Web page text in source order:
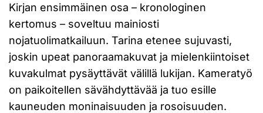
Kirjan ensimmäinen osa – kronologinen
kertomus – soveltuu mainiosti
nojatuolimatkailuun. Tarina etenee sujuvasti,
joskin upeat panoraamakuvat ja mielenkiintoiset
kuvakulmat pysäyttävät välillä lukijan. Kameratyö
on paikoitellen sävähdyttävää ja tuo esille
kauneuden moninaisuuden ja rosoisuuden.